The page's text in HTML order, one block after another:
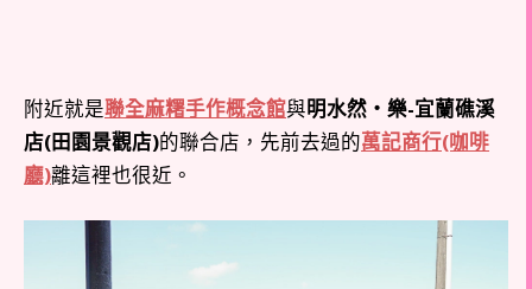
附近就是聯全麻糬手作概念館與明水然・樂-宜蘭礁溪
店(田園景觀店)的聯合店，先前去過的萬記商行(咖啡
廳)離這裡也很近。